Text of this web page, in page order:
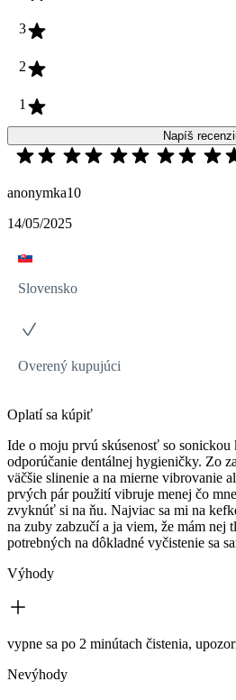
3
2
1
Napíš
anonymka10
14/05/2025
Slovensko
Overený kupujúci
Oplatí sa kúpiť
Ide o moju prvú skúsenosť so
odporúčanie dentálnej hygieničky. Zo
väčšie slinenie a na mierne vibrovanie
prvých pár použití vibruje menej čo
zvyknúť si na ňu. Najviac sa mi na
na zuby zabzučí a ja viem, že mám nej
potrebných na dôkladné vyčistenie sa
Výhody
vypne sa po 2 minútach čistenia,
Nevýhody